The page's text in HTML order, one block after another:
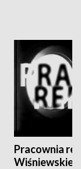
Pracownia